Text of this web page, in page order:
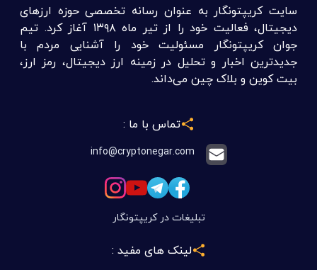
سایت کریپتونگار به عنوان رسانه تخصصی حوزه ارزهای
دیجیتال، فعالیت خود را از تیر ماه ۱۳۹۸ آغاز کرد. تیم
جوان کریپتونگار مسئولیت خود را آشنایی مردم با
جدیدترین اخبار و تحلیل در زمینه ارز دیجیتال، رمز ارز،
بیت کوین و بلاک چین می‌داند.
تماس با ما :
info@cryptonegar.com
تبلیغات در کریپتونگار
لینک های مفید :